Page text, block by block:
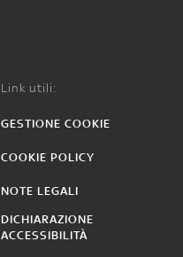
Link utili:
GESTIONE COOKIE
COOKIE POLICY
NOTE LEGALI
DICHIARAZIONE
ACCESSIBILITÀ